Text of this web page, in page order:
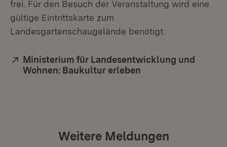
frei. Für den Besuch der Veranstaltung wird eine
gültige Eintrittskarte zum
Landesgartenschaugelände benötigt.
Extern:
Ministerium für Landesentwicklung und
Wohnen: Baukultur erleben
Weitere Meldungen